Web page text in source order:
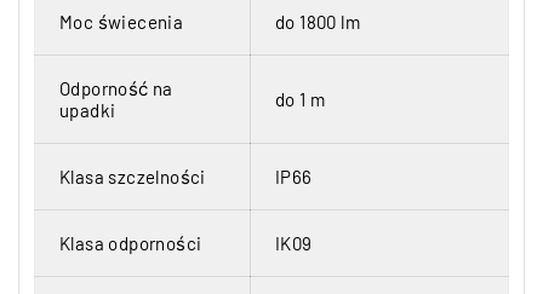
Moc świecenia do 1800 lm
Odporność na
upadki
do 1 m
Klasa szczelności IP66
Klasa odporności IK09